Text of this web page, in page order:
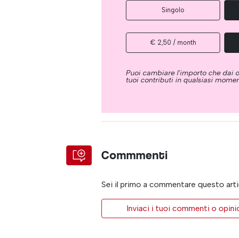
Singolo
€ 2,50 / month
Puoi cambiare l'importo che dai
tuoi contributi in qualsiasi
Commmenti
Sei il primo a commentare questo
Inviaci i tuoi commenti o